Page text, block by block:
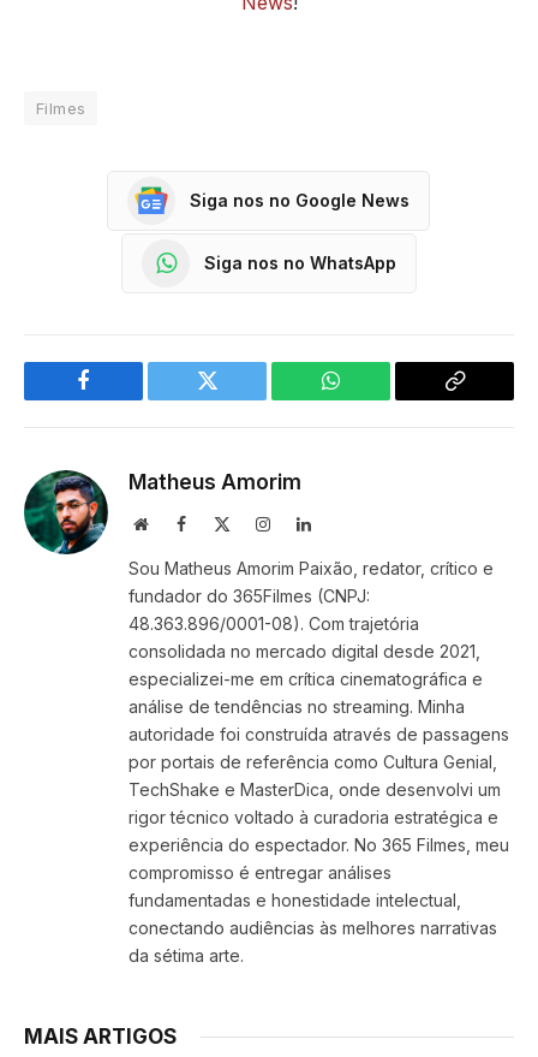
Filmes
Siga nos no Google News
Siga nos no WhatsApp
Facebook Twitter WhatsApp
Copy
Matheus Amorim
WebsiteFacebook InstagramLinkedIn
Sou Matheus Amorim Paixão, redator, crítico e
fundador do 365Filmes (CNPJ:
48.363.896/0001-08). Com trajetória
consolidada no mercado digital desde 2021,
especializei-me em crítica cinematográfica e
análise de tendências no streaming. Minha
autoridade foi construída através de passagens
por portais de referência como Cultura Genial,
TechShake e MasterDica, onde desenvolvi um
rigor técnico voltado à curadoria estratégica e
experiência do espectador. No 365 Filmes, meu
compromisso é entregar análises
fundamentadas e honestidade intelectual,
conectando audiências às melhores narrativas
da sétima arte.
MAIS ARTIGOS